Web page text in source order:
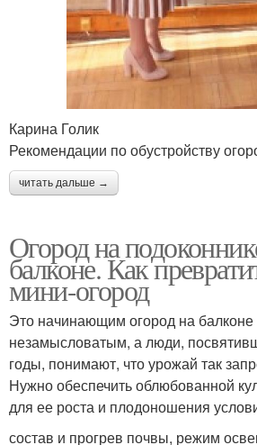
Карина Голик
Рекомендации по обустройству
читать дальше →
Огород на
балконе. Как
мини-огород
Это начинающим огород на балконе
незамысловатым, а люди,
годы, понимают, что урожай так
Нужно обеспечить облюбованной
для ее роста и плодоношения
состав и прогрев почвы, режим